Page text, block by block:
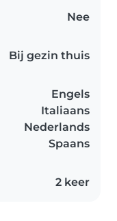
Nee
Bij gezin thuis
Engels
Italiaans
Nederlands
Spaans
2 keer